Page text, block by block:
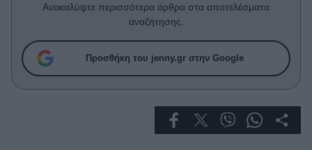
Πρόσωπα
Celebrities
Συνεντεύξεις
Who
Ανακαλύψτε περισσότερα άρθρα στα αποτελέσματα
αναζήτησης.
Προσθήκη του jenny.gr στην Google